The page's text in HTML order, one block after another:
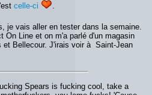
celle-ci
je vais aller en tester dans la semaine.
Line et on m'a parlé d'un magasin
et Bellecour. J'irais voir à Saint-Jean
Spears is fucking cool, take a